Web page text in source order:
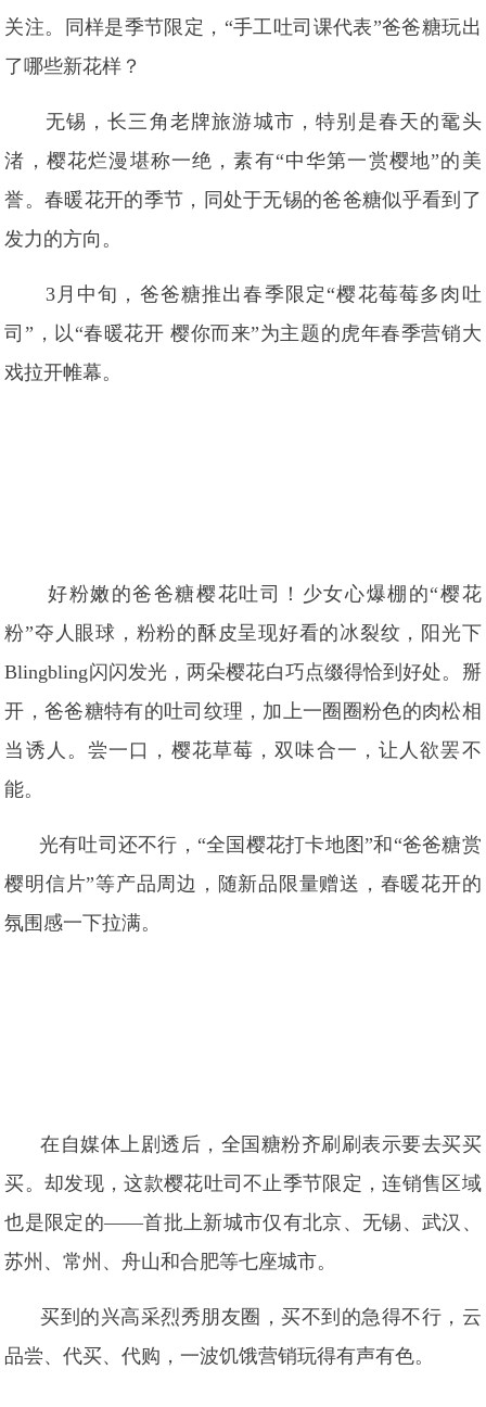
关注。同样是季节限定，“手工吐司课代表”爸爸糖玩出
了哪些新花样？
无锡，长三角老牌旅游城市，特别是春天的鼋头
渚，樱花烂漫堪称一绝，素有“中华第一赏樱地”的美
誉。春暖花开的季节，同处于无锡的爸爸糖似乎看到了
发力的方向。
3月中旬，爸爸糖推出春季限定“樱花莓莓多肉吐
司”，以“春暖花开 樱你而来”为主题的虎年春季营销大
戏拉开帷幕。
好粉嫩的爸爸糖樱花吐司！少女心爆棚的“樱花
粉”夺人眼球，粉粉的酥皮呈现好看的冰裂纹，阳光下
Blingbling闪闪发光，两朵樱花白巧点缀得恰到好处。掰
开，爸爸糖特有的吐司纹理，加上一圈圈粉色的肉松相
当诱人。尝一口，樱花草莓，双味合一，让人欲罢不
能。
光有吐司还不行，“全国樱花打卡地图”和“爸爸糖赏
樱明信片”等产品周边，随新品限量赠送，春暖花开的
氛围感一下拉满。
在自媒体上剧透后，全国糖粉齐刷刷表示要去买买
买。却发现，这款樱花吐司不止季节限定，连销售区域
也是限定的——首批上新城市仅有北京、无锡、武汉、
苏州、常州、舟山和合肥等七座城市。
买到的兴高采烈秀朋友圈，买不到的急得不行，云
品尝、代买、代购，一波饥饿营销玩得有声有色。